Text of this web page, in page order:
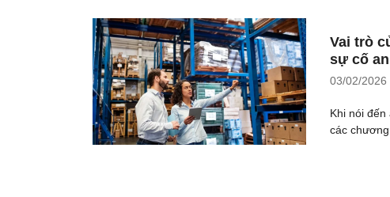
Vai trò
sự cố
03/02/2026
Khi nói
các